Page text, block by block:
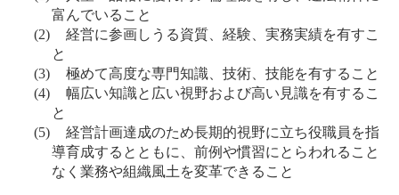
富んでいること
(2)
経営に参画しうる資質、経験、実務実績を有すこ
と
(3)
極めて高度な専門知識、技術、技能を有すること
(4)
幅広い知識と広い視野および高い見識を有するこ
と
(5)
経営計画達成のため長期的視野に立ち役職員を指
導育成するとともに、前例や慣習にとらわれること
なく業務や組織風土を変革できること